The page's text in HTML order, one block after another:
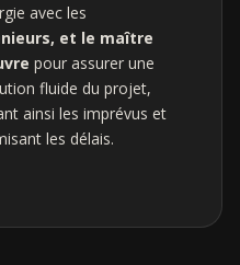
avec les
et le maître
pour assurer une
fluide du projet,
ainsi les imprévus et
les délais.